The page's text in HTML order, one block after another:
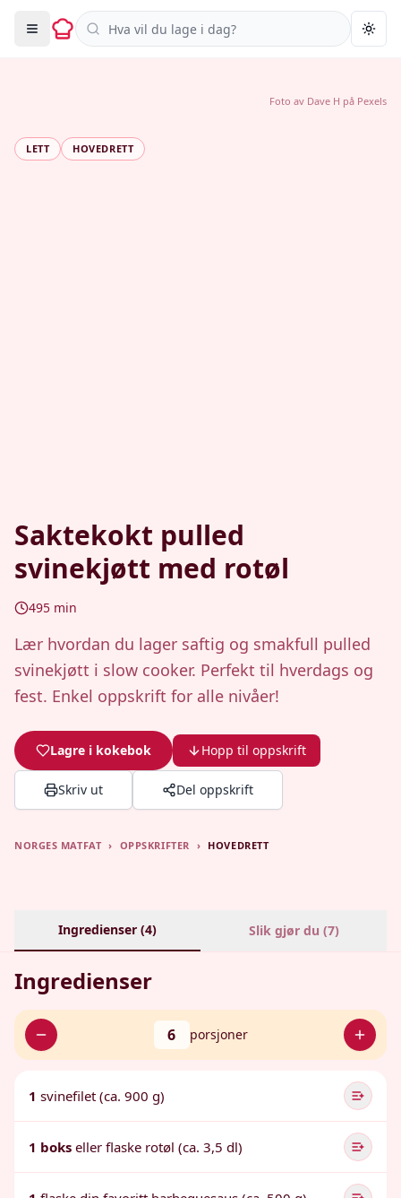
Søk i oppskrifter
LETT HOVEDRETT
Saktekokt pulled
svinekjøtt med rotøl
495 min
Lær hvordan du lager saftig og smakfull pulled
svinekjøtt i slow cooker. Perfekt til hverdags og
fest. Enkel oppskrift for alle nivåer!
Lagre i kokebok Hopp til oppskrift
Skriv ut Del oppskrift
Foto av Dave H på Pexels
NORGES MATFAT › OPPSKRIFTER › HOVEDRETT
Ingredienser (4) Slik gjør du (7)
Ingredienser
6 porsjoner
1 svinefilet (ca. 900 g)
1 boks eller flaske rotøl (ca. 3,5 dl)